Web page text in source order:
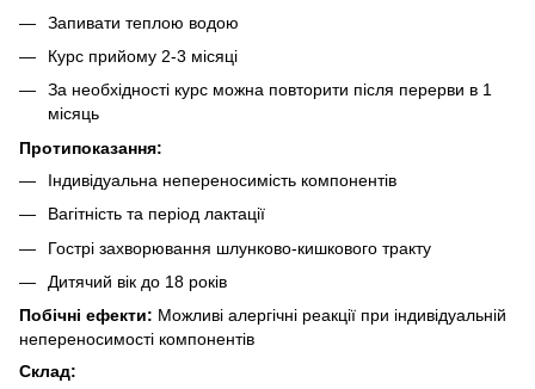
Запивати теплою водою
Курс прийому 2-3 місяці
За необхідності курс можна повторити після перерви в 1
місяць
Протипоказання:
Індивідуальна непереносимість компонентів
Вагітність та період лактації
Гострі захворювання шлунково-кишкового тракту
Дитячий вік до 18 років
Побічні ефекти: Можливі алергічні реакції при індивідуальній
непереносимості компонентів
Склад: